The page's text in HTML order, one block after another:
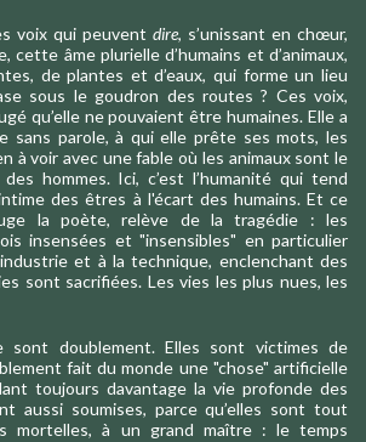
voix qui peuvent dire, s’unissant en chœur,
cette âme plurielle d’humains et d’animaux,
de plantes et d’eaux, qui forme un lieu
sous le goudron des routes ? Ces voix,
qu’elle ne pouvaient être humaines. Elle a
sans parole, à qui elle prête ses mots, les
à voir avec une fable où les animaux sont le
hommes. Ici, c’est l’humanité qui tend
des êtres à l'écart des humains. Et ce
la poète, relève de la tragédie : les
insensées et "insensibles" en particulier
et à la technique, enclenchant des
sont sacrifiées. Les vies les plus nues, les
sont doublement. Elles sont victimes de
fait du monde une "chose" artificielle
toujours davantage la vie profonde des
aussi soumises, parce qu’elles sont tout
mortelles, à un grand maître : le temps